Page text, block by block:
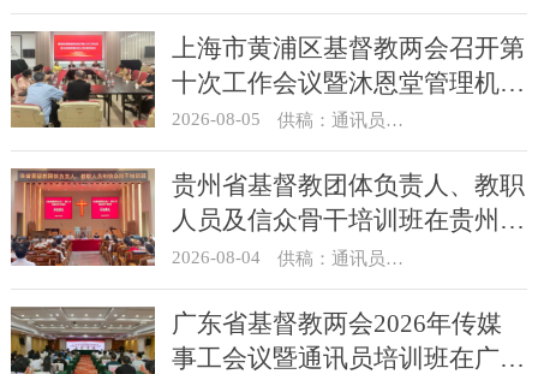
上海市黄浦区基督教两会召开第
十次工作会议暨沐恩堂管理机构
七月份联席会议
2026-08-05 供稿：通讯员 景健美
贵州省基督教团体负责人、教职
人员及信众骨干培训班在贵州圣
经学校举办
2026-08-04 供稿：通讯员 杨菁
广东省基督教两会2026年传媒
事工会议暨通讯员培训班在广州